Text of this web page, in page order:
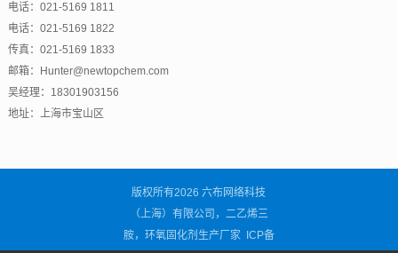
电话：021-5169 1811
电话：021-5169 1822
传真：021-5169 1833
邮箱：Hunter@newtopchem.com
吴经理：18301903156
地址：上海市宝山区
版权所有2026 六布网络科技
（上海）有限公司，二乙烯三
胺，环氧固化剂生产厂家 ICP备